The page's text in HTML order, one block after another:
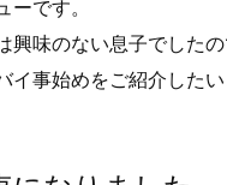
です。
興味のない息子でした
事始めをご紹介したい